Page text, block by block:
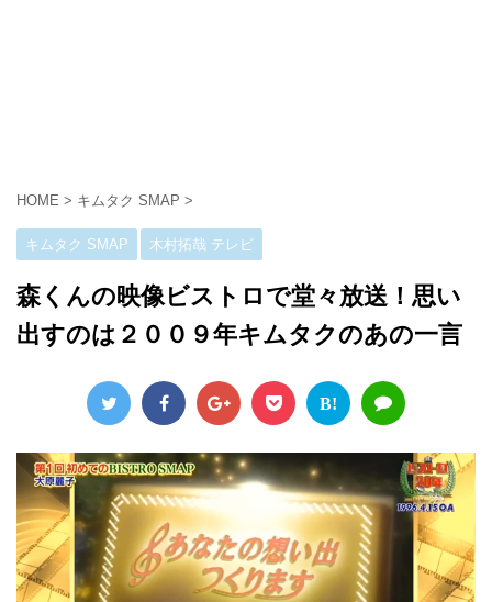
HOME > キムタク SMAP >
キムタク SMAP 木村拓哉 テレビ
森くんの映像ビストロで堂々放送！思い
出すのは２００９年キムタクのあの一言
B!